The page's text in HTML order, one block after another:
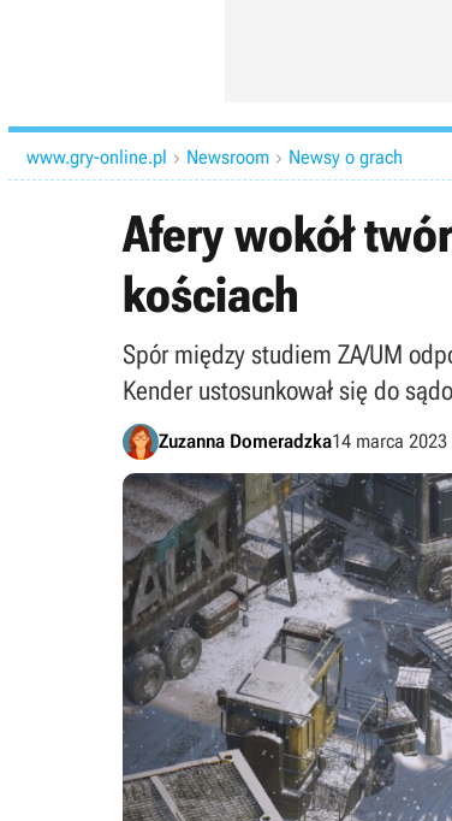
www.gry-online.pl  Newsroom  Newsy o grach
Afery wokół
kościach
Spór między studiem ZA/UM
Kender ustosunkował się do
Zuzanna Domeradzka14 marca